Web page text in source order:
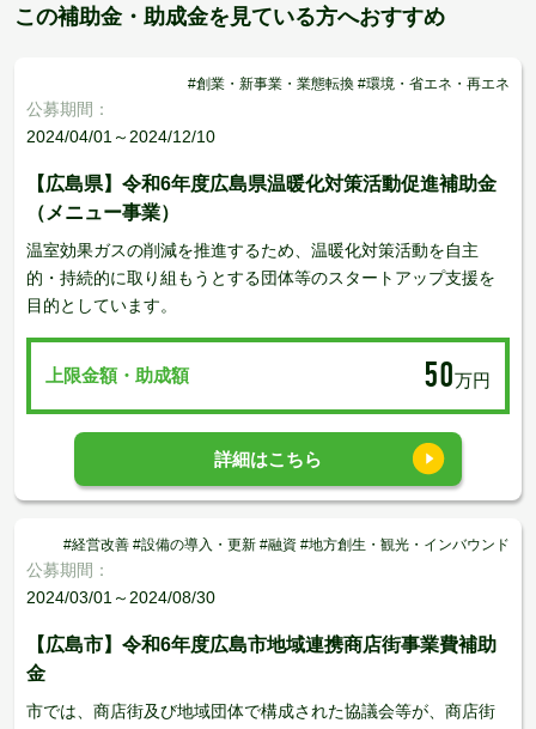
この補助金・助成金を見ている方へおすすめ
#創業・新事業・業態転換 #環境・省エネ・再エネ
公募期間：
2024/04/01～2024/12/10
【広島県】令和6年度広島県温暖化対策活動促進補助金
（メニュー事業）
温室効果ガスの削減を推進するため、温暖化対策活動を自主
的・持続的に取り組もうとする団体等のスタートアップ支援を
目的としています。
上限金額・助成額 50万円
詳細はこちら
#経営改善 #設備の導入・更新 #融資 #地方創生・観光・インバウンド
公募期間：
2024/03/01～2024/08/30
【広島市】令和6年度広島市地域連携商店街事業費補助
金
市では、商店街及び地域団体で構成された協議会等が、商店街